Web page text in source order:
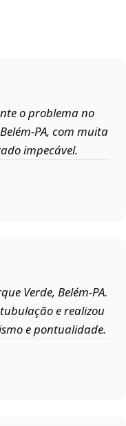
o problema no
com muita
impecável.
Verde, Belém‑PA.
e realizou
e pontualidade.